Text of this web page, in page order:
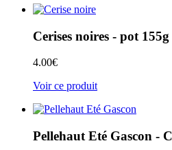
Cerises noires - pot 155g
4.00€
Voir ce produit
Pellehaut Eté Gascon -